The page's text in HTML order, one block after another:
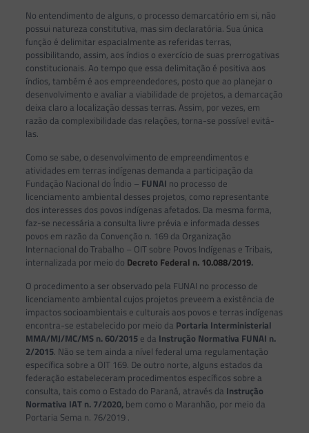
No entendimento de alguns, o processo demarcatório em si, não
possui natureza constitutiva, mas sim declaratória. Sua única
função é delimitar espacialmente as referidas terras,
possibilitando, assim, aos índios o exercício de suas prerrogativas
constitucionais. Ao tempo que essa delimitação é positiva aos
índios, também é aos empreendedores, posto que ao planejar o
desenvolvimento e avaliar a viabilidade de projetos, a demarcação
deixa claro a localização dessas terras. Assim, por vezes, em
razão da complexibilidade das relações, torna-se possível evitá-
las.
Como se sabe, o desenvolvimento de empreendimentos e
atividades em terras indígenas demanda a participação da
Fundação Nacional do Índio – FUNAI no processo de
licenciamento ambiental desses projetos, como representante
dos interesses dos povos indígenas afetados. Da mesma forma,
faz-se necessária a consulta livre prévia e informada desses
povos em razão da Convenção n. 169 da Organização
Internacional do Trabalho – OIT sobre Povos Indígenas e Tribais,
internalizada por meio do Decreto Federal n. 10.088/2019.
O procedimento a ser observado pela FUNAI no processo de
licenciamento ambiental cujos projetos preveem a existência de
impactos socioambientais e culturais aos povos e terras indígenas
encontra-se estabelecido por meio da Portaria Interministerial
MMA/MJ/MC/MS n. 60/2015e da Instrução Normativa FUNAI n.
2/2015. Não se tem ainda a nível federal uma regulamentação
específica sobre a OIT 169. De outro norte, alguns estados da
federação estabeleceram procedimentos específicos sobre a
consulta, tais como o Estado do Paraná, através da Instrução
Normativa IAT n. 7/2020, bem como o Maranhão, por meio da
Portaria Sema n. 76/2019 .